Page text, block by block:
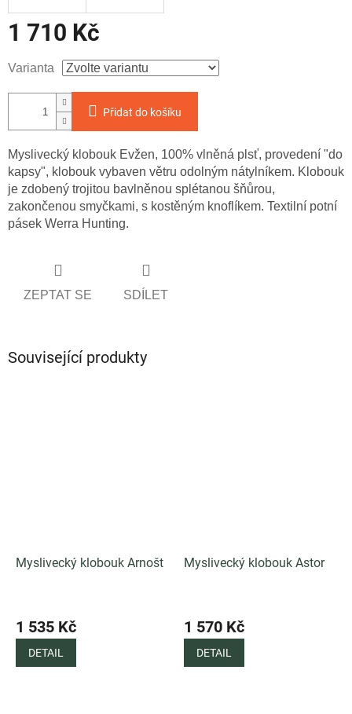
1 710 Kč
Měrná
Varianta
Přidat do košíku
Myslivecký klobouk Evžen, 100% vlněná plsť, provedení "do
kapsy", klobouk vybaven větru odolným nátylníkem. Klobouk
je zdobený trojitou bavlněnou splétanou šňůrou,
zakončenou smyčkami, s kostěným knoflíkem. Textilní potní
pásek Werra Hunting.
ZEPTAT SE SDÍLET
Související produkty
Myslivecký klobouk Arnošt
1 535 Kč
DETAIL
Myslivecký klobouk Astor
1 570 Kč
DETAIL